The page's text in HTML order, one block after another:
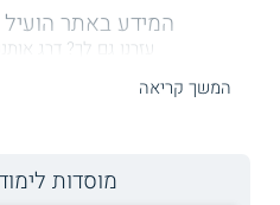
המידע באתר הועיל ל87%
עזרנו גם לך? דרג
המשך קריאה
מוסדות